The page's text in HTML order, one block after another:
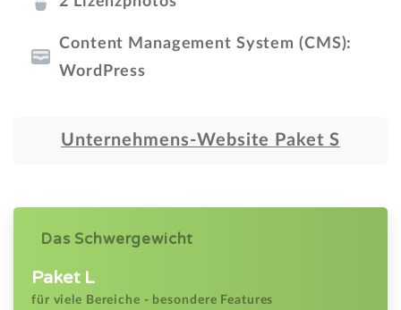
Content Management System (CMS):
WordPress
Unternehmens-Website Paket S
Das Schwergewicht
Paket L
für viele Bereiche - besondere Features